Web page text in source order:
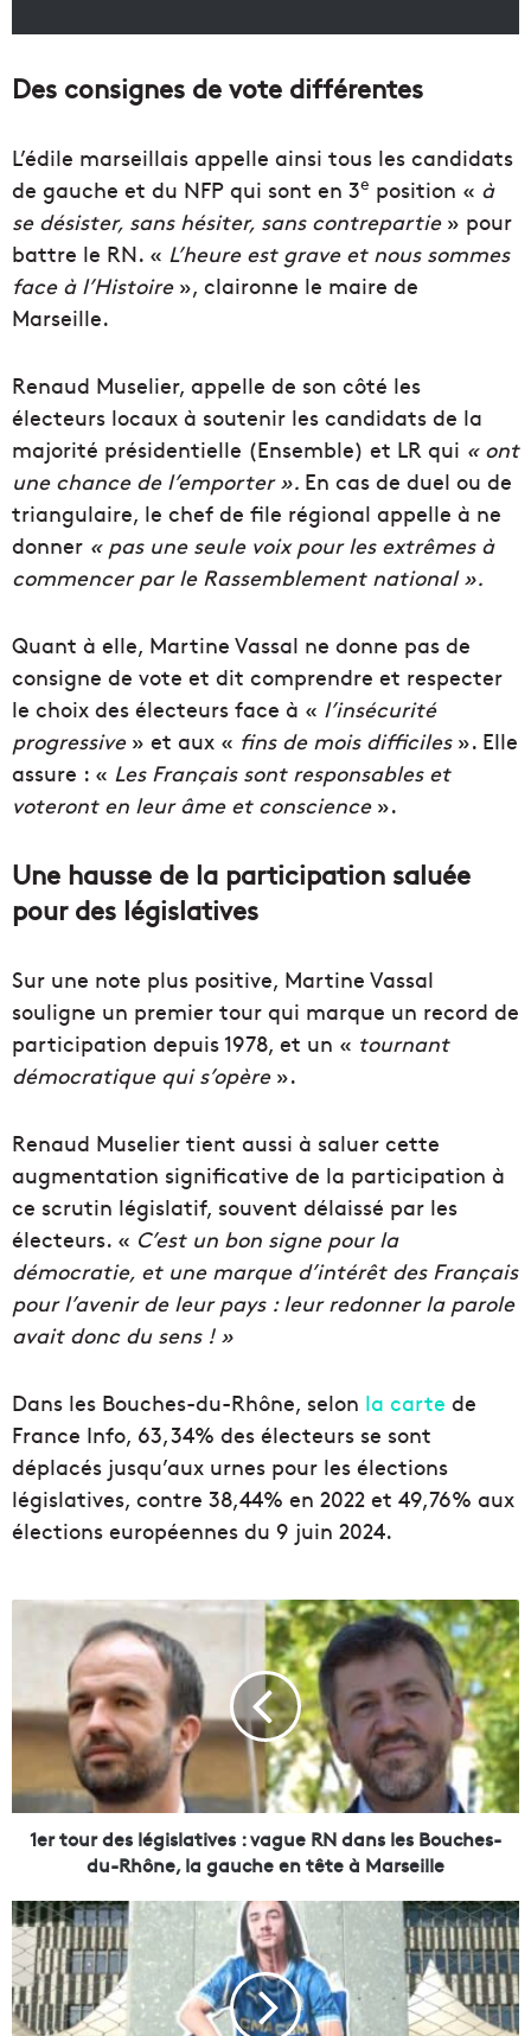
Des consignes de vote différentes
L’édile marseillais appelle ainsi tous les candidats
de gauche et du NFP qui sont en 3e position « à
se désister, sans hésiter, sans contrepartie» pour
battre le RN. « L’heure est grave et nous sommes
face à l’Histoire », claironne le maire de
Marseille.
Renaud Muselier, appelle de son côté les
électeurs locaux à soutenir les candidats de la
majorité présidentielle (Ensemble) et LR qui « ont
une chance de l’emporter ». En cas de duel ou de
triangulaire, le chef de file régional appelle à ne
donner « pas une seule voix pour les extrêmes à
commencer par le Rassemblement national ».
Quant à elle, Martine Vassal ne donne pas de
consigne de vote et dit comprendre et respecter
le choix des électeurs face à « l’insécurité
progressive» et aux « fins de mois difficiles». Elle
assure : « Les Français sont responsables et
voteront en leur âme et conscience».
Une hausse de la participation saluée
pour des législatives
Sur une note plus positive, Martine Vassal
souligne un premier tour qui marque un record de
participation depuis 1978, et un « tournant
démocratique qui s’opère».
Renaud Muselier tient aussi à saluer cette
augmentation significative de la participation à
ce scrutin législatif, souvent délaissé par les
électeurs. « C’est un bon signe pour la
démocratie, et une marque d’intérêt des Français
pour l’avenir de leur pays : leur redonner la parole
avait donc du sens ! »
Dans les Bouches-du-Rhône, selon la carte de
France Info, 63,34% des électeurs se sont
déplacés jusqu’aux urnes pour les élections
législatives, contre 38,44% en 2022 et 49,76% aux
élections européennes du 9 juin 2024.
o
u
d
e
g
i
s
l
a
1er tour des législatives : vague RN dans les Bouches-
du-Rhône, la gauche en tête à Marseille
L
e
m
e
s